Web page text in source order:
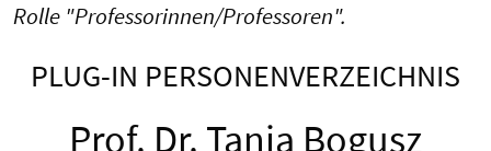
Rolle "Professorinnen/Professoren".
PLUG-IN PERSONENVERZEICHNIS
Prof. Dr. Tanja Bogusz